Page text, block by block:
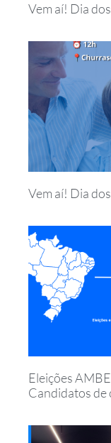
Vem aí! Dia
Vem aí! Dia
Eleições
Candidatos de